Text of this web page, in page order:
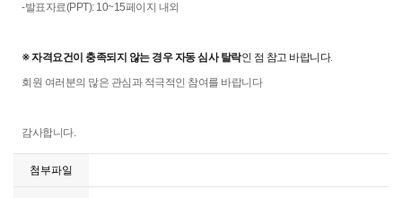
-발표자료(PPT): 10~15페이지 내외
※ 자격요건이 충족되지 않는 경우 자동 심사 탈락인 점 참고 바랍니다.
회원 여러분의 많은 관심과 적극적인 참여를 바랍니다
감사합니다.
첨부파일